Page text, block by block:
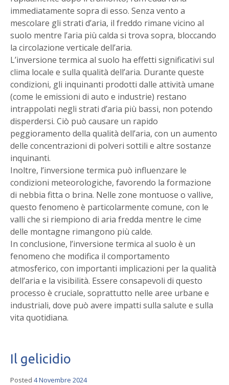
immediatamente sopra di esso. Senza vento a
mescolare gli strati d’aria, il freddo rimane vicino al
suolo mentre l’aria più calda si trova sopra, bloccando
la circolazione verticale dell’aria.
L’inversione termica al suolo ha effetti significativi sul
clima locale e sulla qualità dell’aria. Durante queste
condizioni, gli inquinanti prodotti dalle attività umane
(come le emissioni di auto e industrie) restano
intrappolati negli strati d’aria più bassi, non potendo
disperdersi. Ciò può causare un rapido
peggioramento della qualità dell’aria, con un aumento
delle concentrazioni di polveri sottili e altre sostanze
inquinanti.
Inoltre, l’inversione termica può influenzare le
condizioni meteorologiche, favorendo la formazione
di nebbia fitta o brina. Nelle zone montuose o vallive,
questo fenomeno è particolarmente comune, con le
valli che si riempiono di aria fredda mentre le cime
delle montagne rimangono più calde.
In conclusione, l’inversione termica al suolo è un
fenomeno che modifica il comportamento
atmosferico, con importanti implicazioni per la qualità
dell’aria e la visibilità. Essere consapevoli di questo
processo è cruciale, soprattutto nelle aree urbane e
industriali, dove può avere impatti sulla salute e sulla
vita quotidiana.
Il gelicidio
Posted 4 Novembre 2024